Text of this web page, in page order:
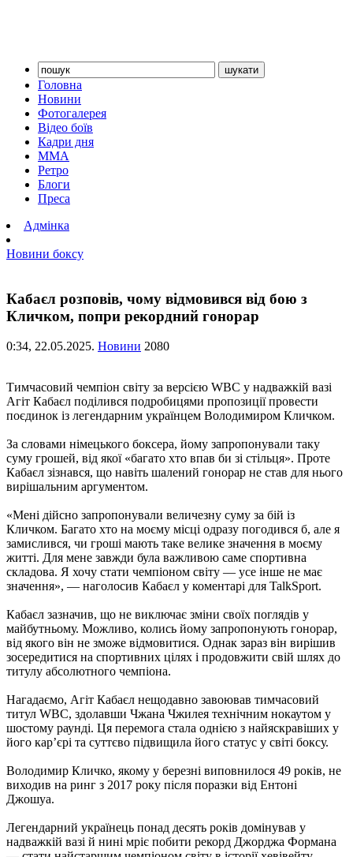
Головна
Новини
Фотогалерея
Відео боїв
Кадри дня
ММА
Ретро
Блоги
Преса
Адмінка
Новини боксу
Кабаєл розповів, чому відмовився від бою з
Кличком, попри рекордний гонорар
0:34, 22.05.2025. Новини 2080
Тимчасовий чемпіон світу за версією WBC у надважкій вазі
Агіт Кабаєл поділився подробицями пропозиції провести
поєдинок із легендарним українцем Володимиром Кличком.
За словами німецького боксера, йому запропонували таку
суму грошей, від якої «багато хто впав би зі стільця». Проте
Кабаєл зізнався, що навіть шалений гонорар не став для нього
вирішальним аргументом.
«Мені дійсно запропонували величезну суму за бій із
Кличком. Багато хто на моєму місці одразу погодився б, але я
замислився, чи гроші мають таке велике значення в моєму
житті. Для мене завжди була важливою саме спортивна
складова. Я хочу стати чемпіоном світу — усе інше не має
значення», — наголосив Кабаєл у коментарі для TalkSport.
Кабаєл зазначив, що не виключає зміни своїх поглядів у
майбутньому. Можливо, колись йому запропонують гонорар,
від якого він не зможе відмовитися. Однак зараз він вирішив
зосередитися на спортивних цілях і продовжити свій шлях до
титулу абсолютного чемпіона.
Нагадаємо, Агіт Кабаєл нещодавно завоював тимчасовий
титул WBC, здолавши Чжана Чжилея технічним нокаутом у
шостому раунді. Ця перемога стала однією з найяскравіших у
його кар’єрі та суттєво підвищила його статус у світі боксу.
Володимир Кличко, якому у березні виповнилося 49 років, не
виходив на ринг з 2017 року після поразки від Ентоні
Джошуа.
Легендарний українець понад десять років домінував у
надважкій вазі й нині мріє побити рекорд Джорджа Формана